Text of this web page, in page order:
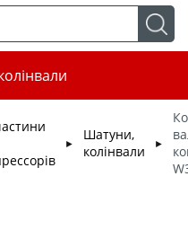
►
Шатуни,
колінвали
►